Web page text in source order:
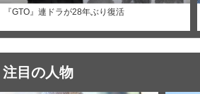
『GTO』連ドラが28年ぶり復活
注目の人物